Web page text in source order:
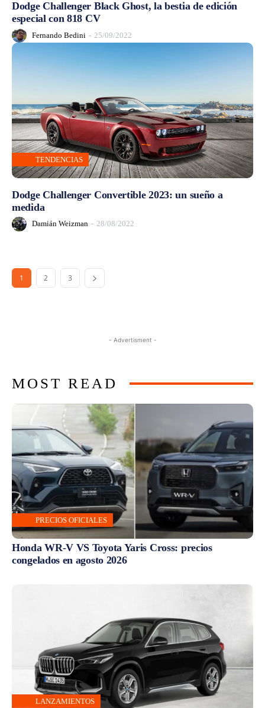
Dodge Challenger Black Ghost, la bestia de edición
especial con 818 CV
Fernando Bedini - 25/09/2022
TENDENCIAS
Dodge Challenger Convertible 2023: un sueño a
medida
Damián Weizman - 28/08/2022
1 2 3
- Advertisment -
MOST READ
PRECIOS OFICIALES
Honda WR-V VS Toyota Yaris Cross: precios
congelados en agosto 2026
LANZAMIENTOS